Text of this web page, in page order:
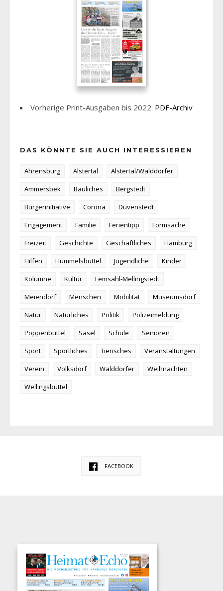
Vorherige Print-Ausgaben bis 2022: PDF-Archiv
DAS KÖNNTE SIE AUCH INTERESSIEREN
Ahrensburg Alstertal
Alstertal/Walddörfer
Ammersbek
Bauliches
Bergstedt
Bürgerinitiative
Corona
Duvenstedt
Engagement
Familie Ferientipp
Formsache
Freizeit
Geschichte Geschäftliches
Hamburg
Hilfen
Hummelsbüttel Jugendliche
Kinder
Kolumne
Kultur
Lemsahl-Mellingstedt
Meiendorf
Menschen Mobilität
Museumsdorf
Natur
Natürliches Politik
Polizeimeldung
Poppenbüttel
Sasel Schule
Senioren
Sport
Sportliches Tierisches
Veranstaltungen
Verein
Volksdorf Walddörfer
Weihnachten
Wellingsbüttel
FACEBOOK